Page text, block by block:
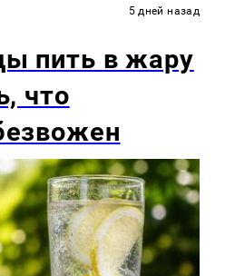
5 дней назад
пить в жару
что